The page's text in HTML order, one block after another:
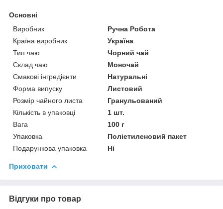
Основні
Виробник
Ручна Робота
Країна виробник
Україна
Тип чаю
Чорний чай
Склад чаю
Моночай
Смакові інгредієнти
Натуральні
Форма випуску
Листовий
Розмір чайного листа
Гранульований
Кількість в упаковці
1 шт.
Вага
100 г
Упаковка
Поліетиленовий пакет
Подарункова упаковка
Ні
Приховати
Відгуки про товар